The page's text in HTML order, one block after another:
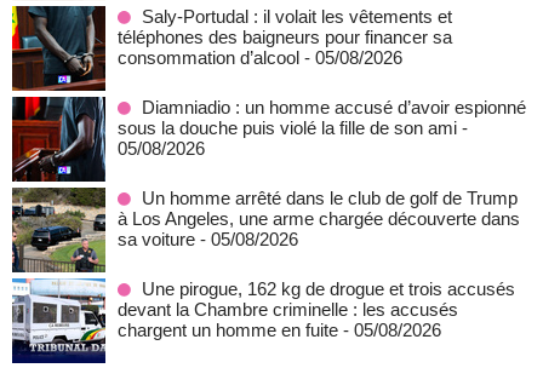
Saly-Portudal : il volait les vêtements et
téléphones des baigneurs pour financer sa
consommation d’alcool - 05/08/2026
Diamniadio : un homme accusé d’avoir espionné
sous la douche puis violé la fille de son ami -
05/08/2026
Un homme arrêté dans le club de golf de Trump
à Los Angeles, une arme chargée découverte dans
sa voiture - 05/08/2026
Une pirogue, 162 kg de drogue et trois accusés
devant la Chambre criminelle : les accusés
chargent un homme en fuite - 05/08/2026